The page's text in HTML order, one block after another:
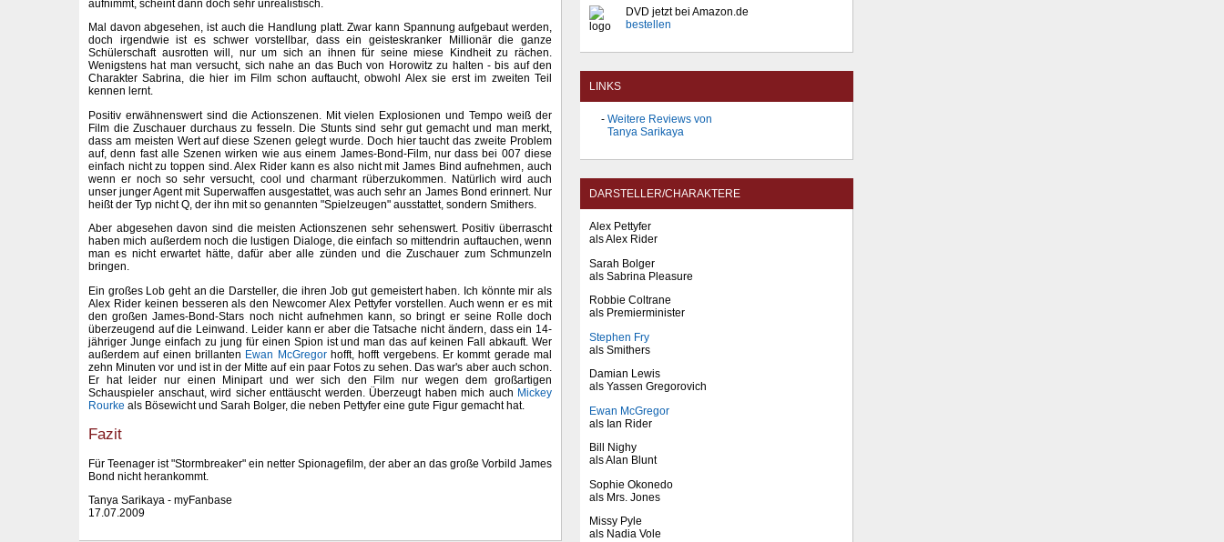
aufnimmt, scheint dann doch sehr unrealistisch.
Mal davon abgesehen, ist auch die Handlung platt. Zwar kann Spannung aufgebaut werden,
doch irgendwie ist es schwer vorstellbar, dass ein geisteskranker Millionär die ganze
Schülerschaft ausrotten will, nur um sich an ihnen für seine miese Kindheit zu rächen.
Wenigstens hat man versucht, sich nahe an das Buch von Horowitz zu halten - bis auf den
Charakter Sabrina, die hier im Film schon auftaucht, obwohl Alex sie erst im zweiten Teil
kennen lernt.
Positiv erwähnenswert sind die Actionszenen. Mit vielen Explosionen und Tempo weiß der
Film die Zuschauer durchaus zu fesseln. Die Stunts sind sehr gut gemacht und man merkt,
dass am meisten Wert auf diese Szenen gelegt wurde. Doch hier taucht das zweite Problem
auf, denn fast alle Szenen wirken wie aus einem James-Bond-Film, nur dass bei 007 diese
einfach nicht zu toppen sind. Alex Rider kann es also nicht mit James Bind aufnehmen, auch
wenn er noch so sehr versucht, cool und charmant rüberzukommen. Natürlich wird auch
unser junger Agent mit Superwaffen ausgestattet, was auch sehr an James Bond erinnert. Nur
heißt der Typ nicht Q, der ihn mit so genannten "Spielzeugen" ausstattet, sondern Smithers.
Aber abgesehen davon sind die meisten Actionszenen sehr sehenswert. Positiv überrascht
haben mich außerdem noch die lustigen Dialoge, die einfach so mittendrin auftauchen, wenn
man es nicht erwartet hätte, dafür aber alle zünden und die Zuschauer zum Schmunzeln
bringen.
Ein großes Lob geht an die Darsteller, die ihren Job gut gemeistert haben. Ich könnte mir als
Alex Rider keinen besseren als den Newcomer Alex Pettyfer vorstellen. Auch wenn er es mit
den großen James-Bond-Stars noch nicht aufnehmen kann, so bringt er seine Rolle doch
überzeugend auf die Leinwand. Leider kann er aber die Tatsache nicht ändern, dass ein 14-
jähriger Junge einfach zu jung für einen Spion ist und man das auf keinen Fall abkauft. Wer
außerdem auf einen brillanten Ewan McGregorhofft, hofft vergebens. Er kommt gerade mal
zehn Minuten vor und ist in der Mitte auf ein paar Fotos zu sehen. Das war's aber auch schon.
Er hat leider nur einen Minipart und wer sich den Film nur wegen dem großartigen
Schauspieler anschaut, wird sicher enttäuscht werden. Überzeugt haben mich auch Mickey
Rourke als Bösewicht und Sarah Bolger, die neben Pettyfer eine gute Figur gemacht hat.
Fazit
Für Teenager ist "Stormbreaker" ein netter Spionagefilm, der aber an das große Vorbild James
Bond nicht herankommt.
Tanya Sarikaya - myFanbase
17.07.2009
DVD jetzt bei Amazon.de
bestellen
LINKS
Weitere Reviews von
Tanya Sarikaya
DARSTELLER/CHARAKTERE
Alex Pettyfer
als Alex Rider
Sarah Bolger
als Sabrina Pleasure
Robbie Coltrane
als Premierminister
Stephen Fry
als Smithers
Damian Lewis
als Yassen Gregorovich
Ewan McGregor
als Ian Rider
Bill Nighy
als Alan Blunt
Sophie Okonedo
als Mrs. Jones
Missy Pyle
als Nadia Vole